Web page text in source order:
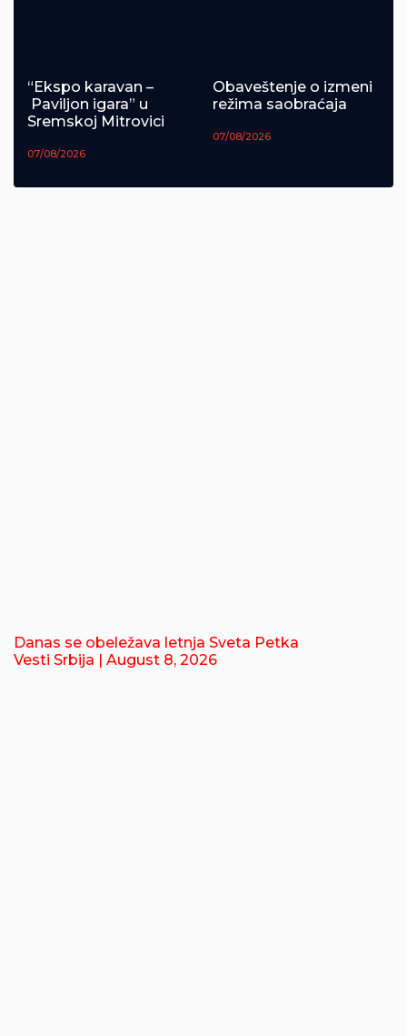
“Ekspo karavan –
Paviljon igara” u
Sremskoj Mitrovici
07/08/2026
Obaveštenje o izmeni
režima saobraćaja
07/08/2026
Danas se obeležava letnja Sveta Petka
Vesti Srbija | August 8, 2026